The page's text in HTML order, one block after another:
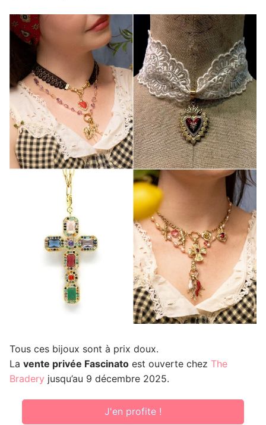
Tous ces bijoux sont à prix doux.
La vente privée Fascinato est ouverte chez The
Bradery jusqu’au 9 décembre 2025.
J'en profite !